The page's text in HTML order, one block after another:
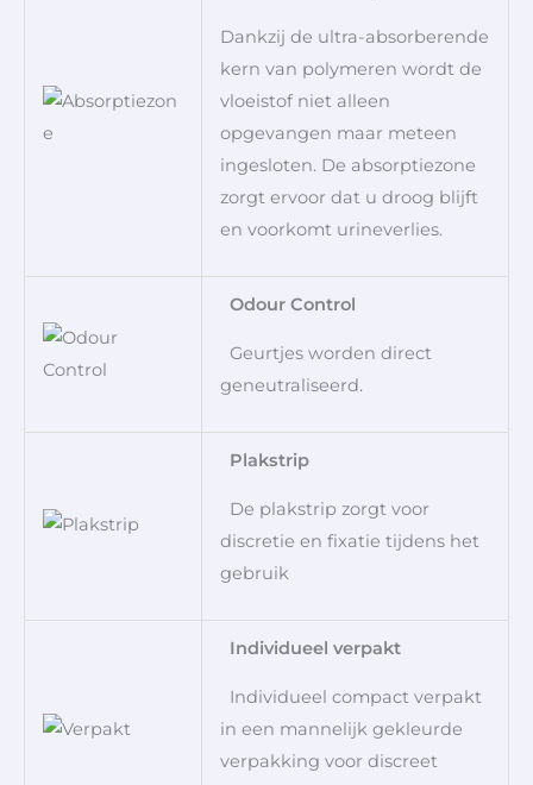
Dankzij de ultra-absorberende
kern van polymeren wordt de
vloeistof niet alleen
opgevangen maar meteen
ingesloten. De absorptiezone
zorgt ervoor dat u droog blijft
en voorkomt urineverlies.
Odour Control
Geurtjes worden direct
geneutraliseerd.
Plakstrip
De plakstrip zorgt voor
discretie en fixatie tijdens het
gebruik
Individueel verpakt
Individueel compact verpakt
in een mannelijk gekleurde
verpakking voor discreet